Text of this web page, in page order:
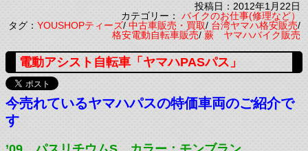
投稿日：2012年1月22日
カテゴリー：バイクのお仕事(修理など）
タグ：YOUSHOPティーズ/中古車販売・買取/台湾ヤマハ格安販売/
格安電動自転車販売/蕨 ヤマハバイク販売
電動アシスト自転車「ヤマハPASパス」
今売れているヤマハパスの特価車両のご紹介で
す